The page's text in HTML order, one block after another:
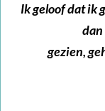
Ik geloof dat ik
gezien,